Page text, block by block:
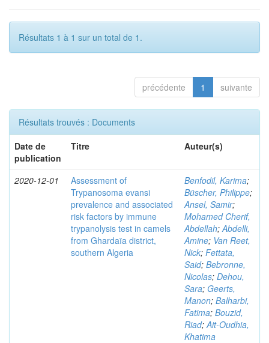
Résultats 1 à 1 sur un total de 1.
précédente 1 suivante
Résultats trouvés : Documents
Date de
publication
Titre Auteur(s)
2020-12-01
Assessment of
Trypanosoma evansi
prevalence and associated
risk factors by immune
trypanolysis test in camels
from Ghardaïa district,
southern Algeria
Benfodil, Karima;
Büscher, Philippe;
Ansel, Samir;
Mohamed Cherif,
Abdellah;Abdelli,
Amine; Van Reet,
Nick; Fettata,
Said; Bebronne,
Nicolas; Dehou,
Sara; Geerts,
Manon; Balharbi,
Fatima; Bouzid,
Riad;Ait-Oudhia,
Khatima